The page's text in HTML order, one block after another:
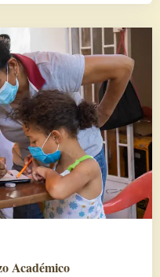
Académico